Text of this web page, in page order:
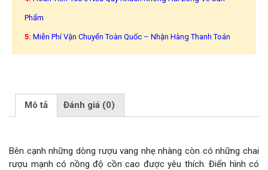
Phẩm
5: Miễn Phí Vận Chuyển Toàn Quốc – Nhận Hàng Thanh Toán
Mô tả Đánh giá (0)
Bên cạnh những dòng rượu vang nhẹ nhàng còn có những chai
rượu mạnh có nồng độ cồn cao được yêu thích. Điển hình có